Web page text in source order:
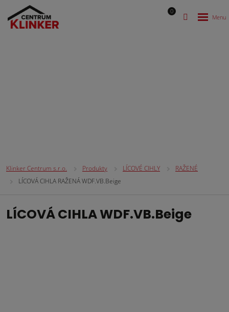
0
Klinker Centrum s.r.o. Produkty LÍCOVÉ CIHLY
RAŽENÉ
LÍCOVÁ CIHLA RAŽENÁ WDF.VB.Beige
LÍCOVÁ CIHLA WDF.VB.Beige